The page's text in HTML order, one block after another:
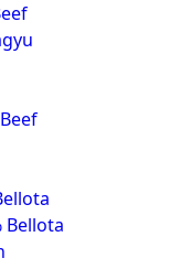
Bellota